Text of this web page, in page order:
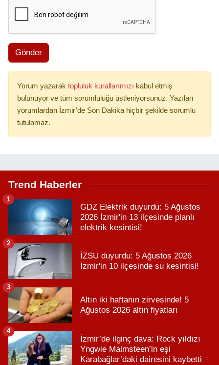
Gönder
Yorum yazarak topluluk kurallarımızı kabul etmiş
bulunuyor ve tüm sorumluluğu üstleniyorsunuz. Yazılan
yorumlardan İzmir’de Son Dakika hiçbir şekilde sorumlu
tutulamaz.
Trend Haberler
GDZ Elektrik duyurdu: 5 Ağustos
2026 İzmir'in 13 ilçesinde planlı
elektrik kesintisi!
1
İZSU duyurdu: 5 Ağustos 2026
İzmir'in 10 ilçesinde su kesintisi!
2
Altın iki haftanın zirvesinde! 5
Ağustos 2026 altın fiyatları
3
İzmir’de ilginç dava: Rock yıldızı
Yngwie Malmsteen’in eşi
Karabağlar’daki dairesini kaybetti
4